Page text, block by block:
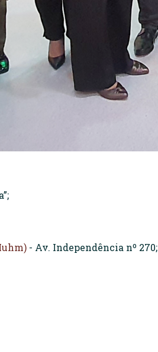
- Av. Independência nº 270;